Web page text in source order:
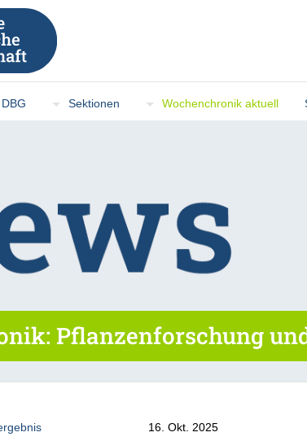
Sektionen Wochenchronik aktuell
Pflanzenforschung
16. Okt. 2025